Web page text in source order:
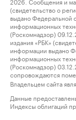
(свидетельство о
выдано Федеральной
информационных
(Роскомнадзор)
издания «РБК»
информации выдано
информационных
(Роскомнадзор)
сопровождаются
Владельцем сайта
Данные
Индексы облигаций